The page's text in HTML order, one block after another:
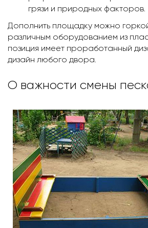
грязи и природных факторов.
Дополнить площадку можно
различным оборудованием из
позиция имеет проработанный
дизайн любого двора.
О важности смены